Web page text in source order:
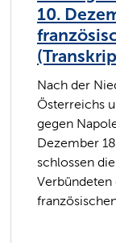
10.
Nach der
Österreichs
gegen
Dezember
schlossen
Verbündeten